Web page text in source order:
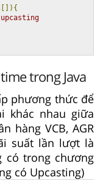
[]){
trong Java
phương thức để
khác nhau giữa
hàng VCB, AGR
suất lần lượt là
có trong chương
có Upcasting)